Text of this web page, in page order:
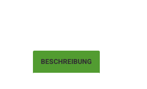
BESCHREIBUNG